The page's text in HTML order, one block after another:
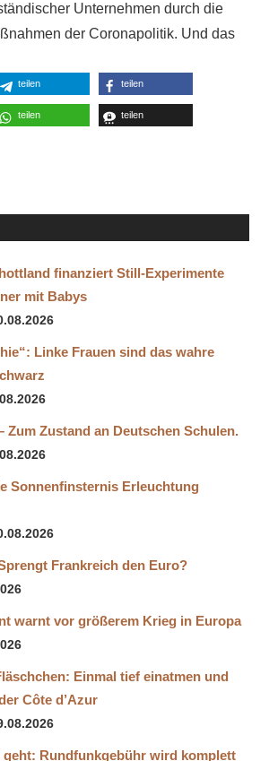
Unternehmen durch die
der Coronapolitik. Und das
teilen teilen
teilen teilen
finanziert Still-Experimente
mit Babys
Linke Frauen sind das wahre
Zum Zustand an Deutschen Schulen.
Sonnenfinsternis Erleuchtung
Frankreich den Euro?
warnt vor größerem Krieg in Europa
Einmal tief einatmen und
Côte d’Azur
geht: Rundfunkgebühr wird komplett